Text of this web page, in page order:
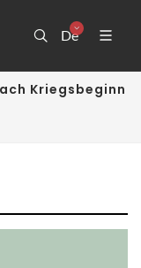
De
Kriegsbeginn